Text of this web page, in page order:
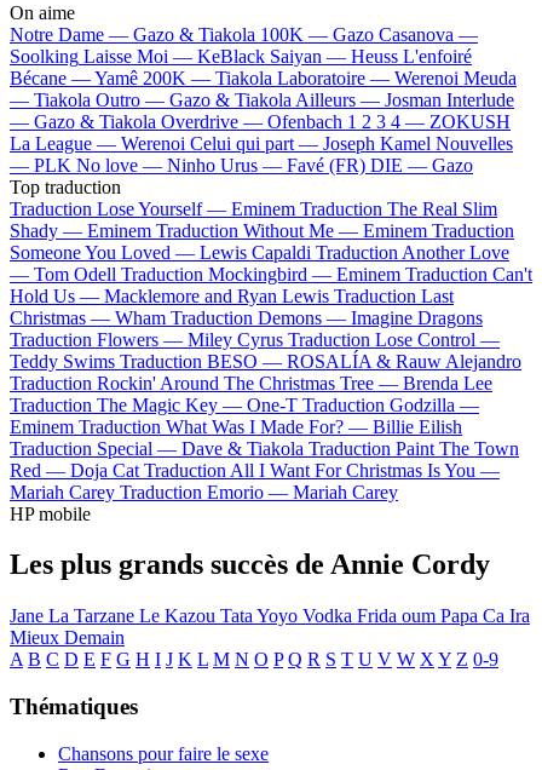
On aime
Notre Dame — Gazo & Tiakola 100K — Gazo Casanova —
Soolking Laisse Moi — KeBlack Saiyan — Heuss L'enfoiré
Bécane —Yamê 200K — Tiakola Laboratoire — Werenoi Meuda
— Tiakola Outro — Gazo & Tiakola Ailleurs — Josman Interlude
— Gazo & Tiakola Overdrive — Ofenbach 1 2 3 4 — ZOKUSH
La League — Werenoi Celui qui part — Joseph Kamel Nouvelles
— PLK No love — Ninho Urus — Favé (FR) DIE — Gazo
Top traduction
Traduction Lose Yourself — Eminem Traduction The Real Slim
Shady — Eminem Traduction Without Me — Eminem Traduction
Someone You Loved — Lewis Capaldi Traduction Another Love
— Tom Odell Traduction Mockingbird — Eminem Traduction Can't
Hold Us — Macklemore and Ryan Lewis Traduction Last
Christmas — Wham Traduction Demons — Imagine Dragons
Traduction Flowers — Miley Cyrus Traduction Lose Control —
Teddy Swims Traduction BESO — ROSALÍA & Rauw Alejandro
Traduction Rockin' Around The Christmas Tree — Brenda Lee
Traduction The Magic Key — One-T Traduction Godzilla —
Eminem Traduction What Was I Made For? — Billie Eilish
Traduction Special — Dave & Tiakola Traduction Paint The Town
Red — Doja Cat Traduction All I Want For Christmas Is You —
Mariah Carey Traduction Emorio — Mariah Carey
HP mobile
Les plus grands succès de Annie Cordy
Jane La Tarzane Le Kazou Tata Yoyo Vodka Frida oum Papa Ca Ira
Mieux Demain
A B C D E F G H I J K L M N O P Q R S T U V W X Y Z 0-9
Thématiques
Chansons pour faire le sexe